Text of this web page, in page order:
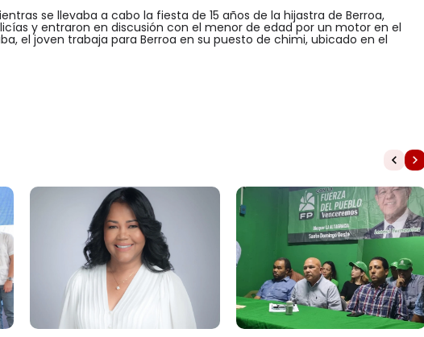
se llevaba a cabo la fiesta de 15 años de la hijastra de Berroa,
y entraron en discusión con el menor de edad por un motor en el
el joven trabaja para Berroa en su puesto de chimi, ubicado en el